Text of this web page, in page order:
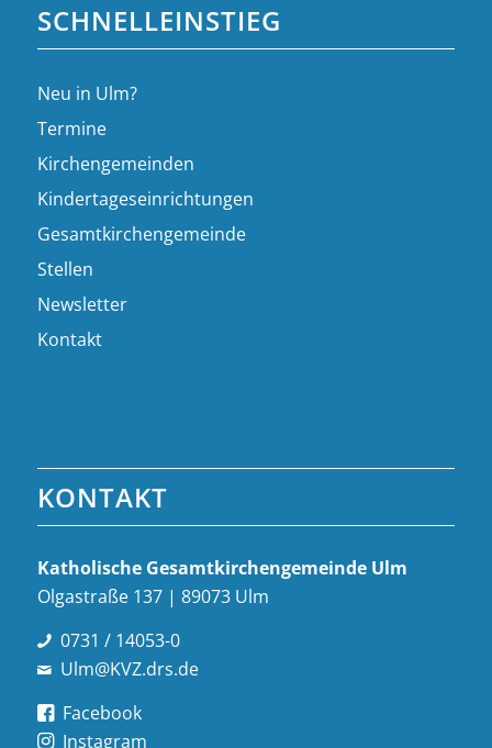
SCHNELLEINSTIEG
Neu in Ulm?
Termine
Kirchengemeinden
Kindertageseinrichtungen
Gesamtkirchengemeinde
Stellen
Newsletter
Kontakt
KONTAKT
Katholische Gesamt­kirchen­gemeinde Ulm
Olgastraße 137 | 89073 Ulm
0731 / 14053-0
Ulm@KVZ.drs.de
Facebook
Instagram